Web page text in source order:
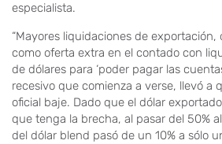
especialista.
“Mayores liquidaciones de exportación,
como oferta extra en el contado con
de dólares para ‘poder pagar las
recesivo que comienza a verse, llevó a
oficial baje. Dado que el dólar
que tenga la brecha, al pasar del 50%
del dólar blend pasó de un 10% a sólo